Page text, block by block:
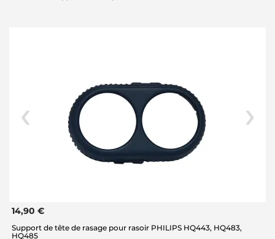
14,90 €
Support de tête de rasage pour rasoir PHILIPS HQ443, HQ483,
HQ485